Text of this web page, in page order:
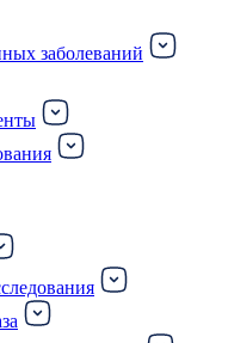
заболеваний